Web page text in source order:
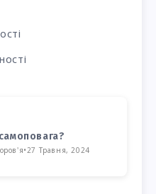
•27 Травня, 2024